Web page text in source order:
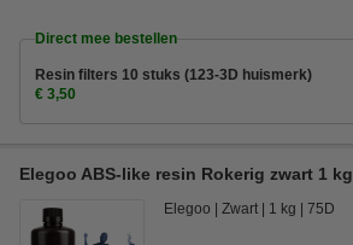
Direct mee bestellen
Resin filters 10 stuks (123-3D huismerk)
€ 3,50
Elegoo ABS-like resin Rokerig zwart 1 kg
Elegoo Zwart 1 kg 75D